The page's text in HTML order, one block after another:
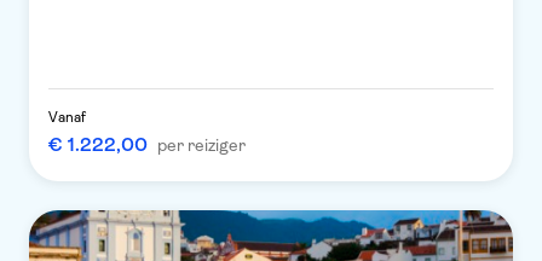
Vanaf
€ 1.222,00 per reiziger